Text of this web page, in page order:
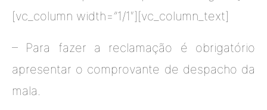
[vc_column width=”1/1″][vc_column_text]
– Para fazer a reclamação é obrigatório
apresentar o comprovante de despacho da
mala.